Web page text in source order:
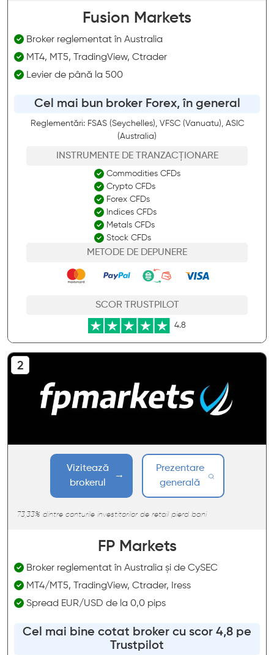
Fusion Markets
Broker reglementat în Australia
MT4, MT5, TradingView, Ctrader
Levier de până la 500
Cel mai bun broker Forex, în general
Reglementări: FSAS (Seychelles), VFSC (Vanuatu), ASIC
(Australia)
INSTRUMENTE DE TRANZACȚIONARE
Commodities CFDs
Crypto CFDs
Forex CFDs
Indices CFDs
Metals CFDs
Stock CFDs
METODE DE DEPUNERE
SCOR TRUSTPILOT
4.8
Vizitează
brokerul
Prezentare
generală
73,33% dintre conturile investitorilor de retail pierd bani
FP Markets
Broker reglementat în Australia și de CySEC
MT4/MT5, TradingView, Ctrader, Iress
Spread EUR/USD de la 0,0 pips
Cel mai bine cotat broker cu scor 4,8 pe
Trustpilot